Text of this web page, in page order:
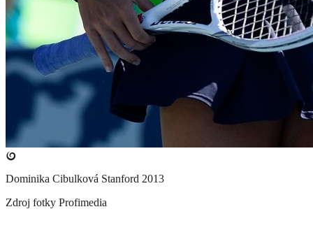
Dominika Cibulková Stanford 2013
Zdroj fotky Profimedia